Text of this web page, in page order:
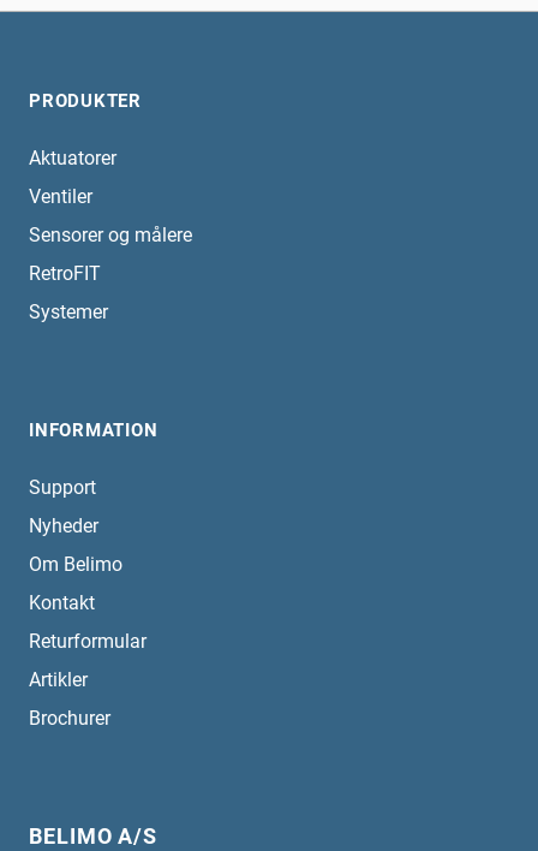
PRODUKTER
Aktuatorer
Ventiler
Sensorer og målere
RetroFIT
Systemer
INFORMATION
Support
Nyheder
Om Belimo
Kontakt
Returformular
Artikler
Brochurer
BELIMO A/S